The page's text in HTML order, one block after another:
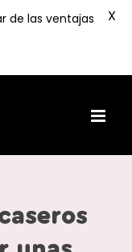
de las ventajas
X